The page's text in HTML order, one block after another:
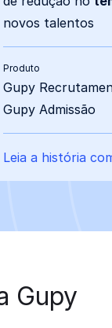
novos talentos
Produto
Gupy
Gupy Admissão
Leia a história
Gupy